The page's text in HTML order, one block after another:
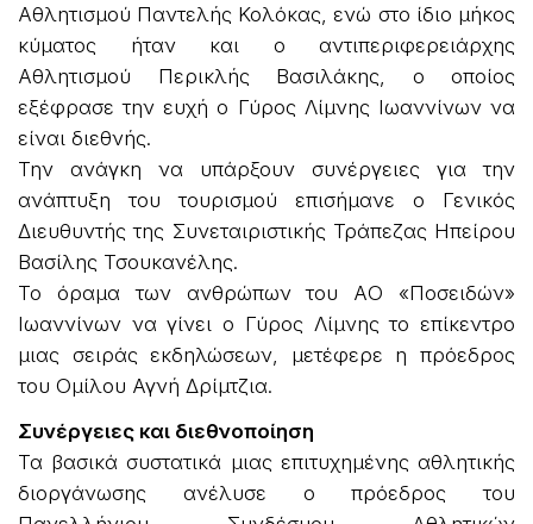
Αθλητισμού Παντελής Κολόκας, ενώ στο ίδιο μήκος
κύματος ήταν και ο αντιπεριφερειάρχης
Αθλητισμού Περικλής Βασιλάκης, ο οποίος
εξέφρασε την ευχή ο Γύρος Λίμνης Ιωαννίνων να
είναι διεθνής.
Την ανάγκη να υπάρξουν συνέργειες για την
ανάπτυξη του τουρισμού επισήμανε ο Γενικός
Διευθυντής της Συνεταιριστικής Τράπεζας Ηπείρου
Βασίλης Τσουκανέλης.
Το όραμα των ανθρώπων του ΑΟ «Ποσειδών»
Ιωαννίνων να γίνει ο Γύρος Λίμνης το επίκεντρο
μιας σειράς εκδηλώσεων, μετέφερε η πρόεδρος
του Ομίλου Αγνή Δρίμτζια.
Συνέργειες και διεθνοποίηση
Τα βασικά συστατικά μιας επιτυχημένης αθλητικής
διοργάνωσης ανέλυσε ο πρόεδρος του